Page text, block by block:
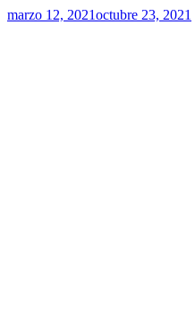
marzo 12, 2021octubre 23, 2021